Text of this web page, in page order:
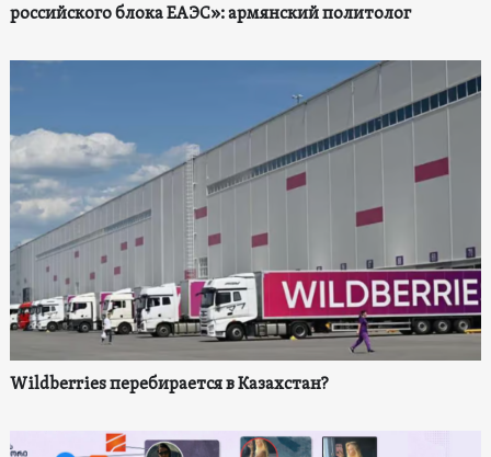
российского блока ЕАЭС»: армянский политолог
Wildberries перебирается в Казахстан?